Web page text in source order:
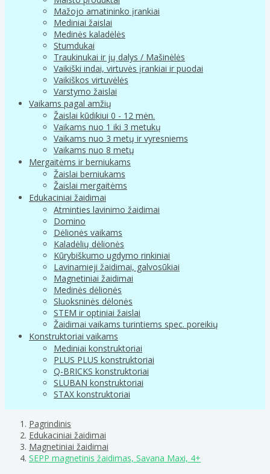
Mažojo amatininko įrankiai
Mediniai žaislai
Medinės kaladėlės
Stumdukai
Traukinukai ir jų dalys / Mašinėlės
Vaikiški indai, virtuvės įrankiai ir puodai
Vaikiškos virtuvėlės
Varstymo žaislai
Vaikams pagal amžių
Žaislai kūdikiui 0 - 12 mėn.
Vaikams nuo 1 iki 3 metukų
Vaikams nuo 3 metų ir vyresniems
Vaikams nuo 8 metų
Mergaitėms ir berniukams
Žaislai berniukams
Žaislai mergaitėms
Edukaciniai žaidimai
Atminties lavinimo žaidimai
Domino
Dėlionės vaikams
Kaladėlių dėlionės
Kūrybiškumo ugdymo rinkiniai
Lavinamieji žaidimai, galvosūkiai
Magnetiniai žaidimai
Medinės dėlionės
Sluoksninės dėlonės
STEM ir optiniai žaislai
Žaidimai vaikams turintiems spec. poreikių
Konstruktoriai vaikams
Mediniai konstruktoriai
PLUS PLUS konstruktoriai
Q-BRICKS konstruktoriai
SLUBAN konstruktoriai
STAX konstruktoriai
Pagrindinis
Edukaciniai žaidimai
Magnetiniai žaidimai
SEPP magnetinis žaidimas, Savana Maxi, 4+